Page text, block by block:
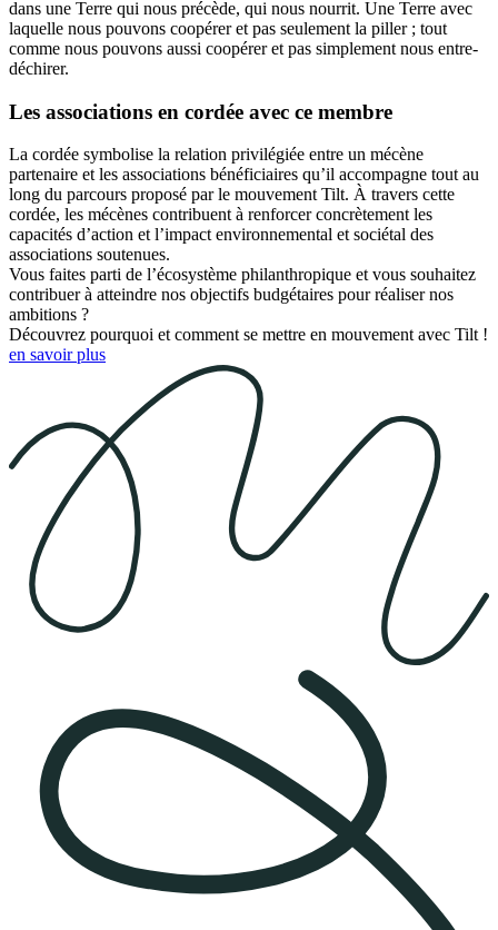
dans une Terre qui nous précède, qui nous nourrit. Une Terre avec
laquelle nous pouvons coopérer et pas seulement la piller ; tout
comme nous pouvons aussi coopérer et pas simplement nous entre-
déchirer.
Les associations en cordée avec ce membre
La cordée symbolise la relation privilégiée entre un mécène
partenaire et les associations bénéficiaires qu’il accompagne tout au
long du parcours proposé par le mouvement Tilt. À travers cette
cordée, les mécènes contribuent à renforcer concrètement les
capacités d’action et l’impact environnemental et sociétal des
associations soutenues.
Vous faites parti de l’écosystème philanthropique et vous souhaitez
contribuer à atteindre nos objectifs budgétaires pour réaliser nos
ambitions ?
Découvrez pourquoi et comment se mettre en mouvement avec Tilt !
en savoir plus